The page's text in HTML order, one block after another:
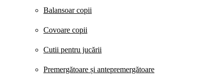
Balansoar copii
Covoare copii
Cutii pentru jucării
Premergătoare și antepremergătoare